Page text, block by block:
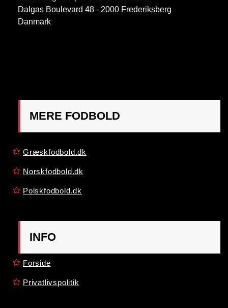
Dalgas Boulevard 48 - 2000 Frederiksberg
Danmark
MERE FODBOLD
Græskfodbold.dk
Norskfodbold.dk
Polskfodbold.dk
INFO
Forside
Privatlivspolitik